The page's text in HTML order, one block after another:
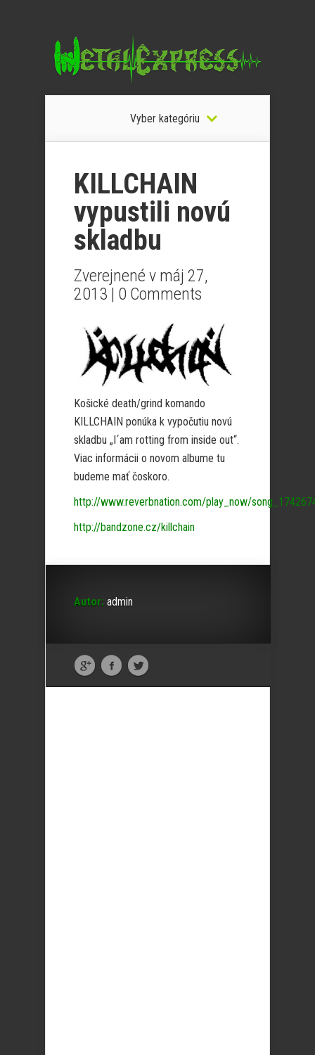
Vyber kategóriu
KILLCHAIN
vypustili novú
skladbu
Zverejnené v máj 27,
2013 | 0 Comments
Košické death/grind komando
KILLCHAIN ponúka k vypočutiu novú
skladbu „I´am rotting from inside out“.
Viac informácii o novom albume tu
budeme mať čoskoro.
http://www.reverbnation.com/play_now/
http://bandzone.cz/killchain
Autor: admin